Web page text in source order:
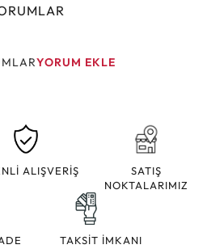
YORUM EKLE
ALIŞVERİŞ
SATIŞ
NOKTALARIMIZ
TAKSİT İMKANI